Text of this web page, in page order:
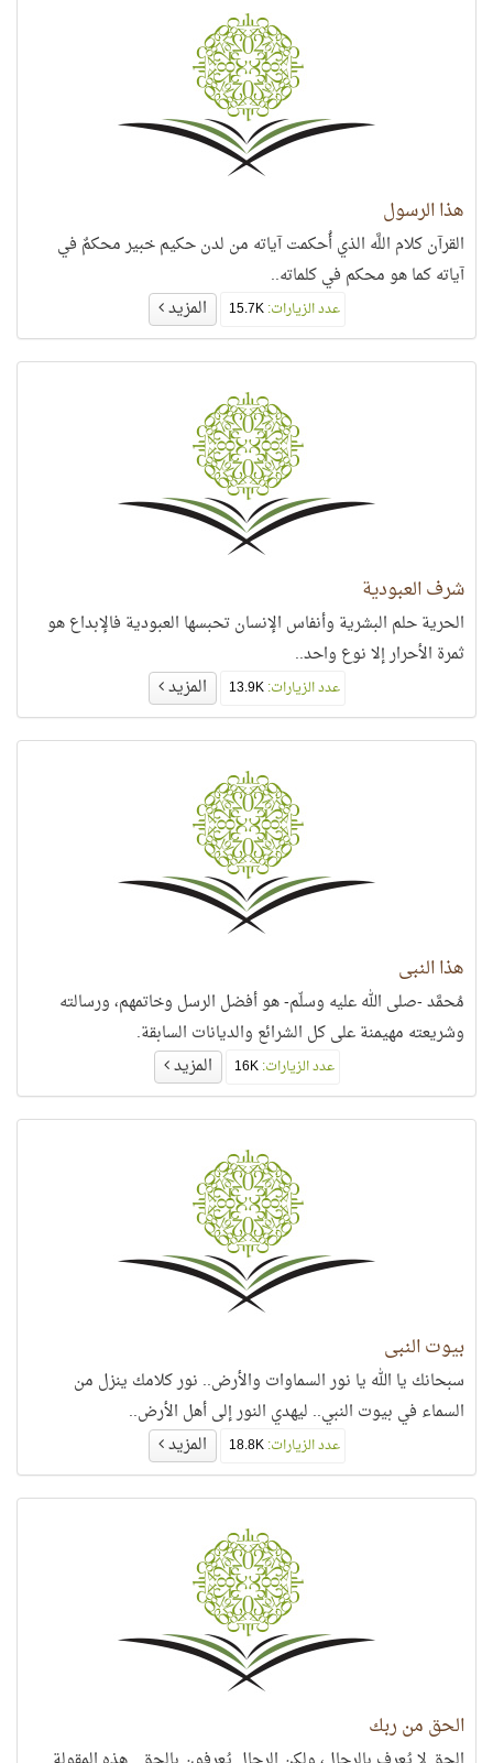
هذا الرسول
القرآن كلام اللَّه الذي أُحكمت آياته من لدن حكيم خبير محكمٌ في
آياته كما هو محكم في كلماته..
عدد الزيارات:15.7K المزيد
شرف العبودية
الحرية حلم البشرية وأنفاس الإنسان تحبسها العبودية فالإبداع هو
ثمرة الأحرار إلا نوع واحد..
عدد الزيارات:13.9K المزيد
هذا النبي
مُحمَّد -صلى الله عليه وسلّم- هو أفضل الرسل وخاتمهم، ورسالته
وشريعته مهيمنة على كل الشرائع والديانات السابقة.
عدد الزيارات:16K المزيد
بيوت النبي
سبحانك يا الله يا نور السماوات والأرض.. نور كلامك ينزل من
السماء في بيوت النبي.. ليهدي النور إلى أهل الأرض..
عدد الزيارات:18.8K المزيد
الحق من ربك